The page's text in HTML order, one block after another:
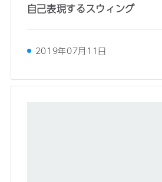
自己表現するスウィング
2019年07月11日